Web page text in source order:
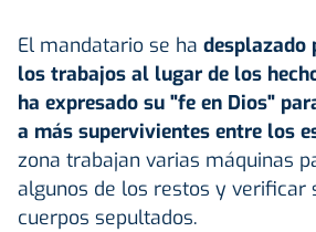
El mandatario se ha desplazado
los trabajos al lugar de los
ha expresado su "fe en Dios"
a más supervivientes entre los
zona trabajan varias máquinas
algunos de los restos y verificar
cuerpos sepultados.